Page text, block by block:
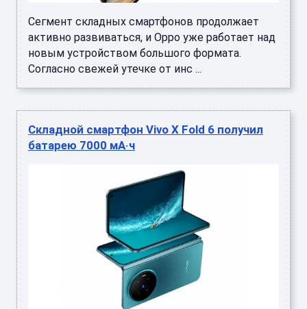
Сегмент складных смартфонов продолжает
активно развиваться, и Oppo уже работает над
новым устройством большого формата.
Согласно свежей утечке от инс ...
Складной смартфон Vivo X Fold 6 получил
батарею 7000 мА·ч